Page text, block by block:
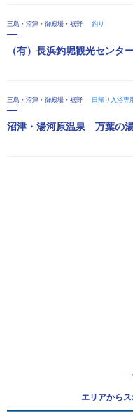
三島・沼津・御殿場・裾野 釣り
（有）長浜釣堀観光センタ
三島・沼津・御殿場・裾野 日帰り入浴専
沼津・湯河原温泉 万葉の
エリアから